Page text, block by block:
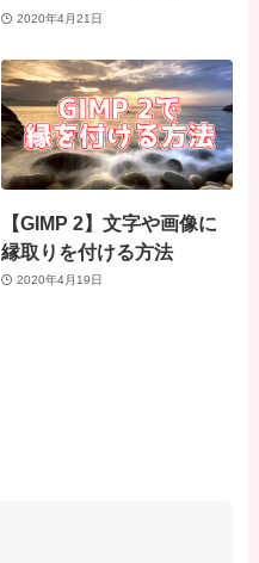
2020年4月21日
【GIMP 2】文字や画像に
縁取りを付ける方法
2020年4月19日